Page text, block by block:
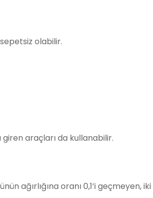
olabilir.
giren araçları da kullanabilir.
ağırlığına oranı 0,1’i geçmeyen,